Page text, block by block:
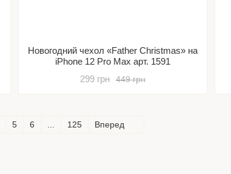
Новогодний чехол «Father Christmas» на
iPhone 12 Pro Max арт. 1591
449 грн
299 грн
5 6 125 Вперед